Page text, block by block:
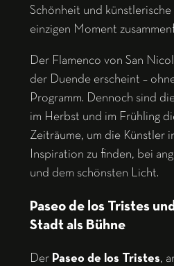
Schönheit und
einzigen Moment
Der Flamenco von San
der Duende erscheint –
Programm. Dennoch sind
im Herbst und im Frühling
Zeiträume, um die Künstler
Inspiration zu finden, bei
und dem schönsten Licht.
Paseo de los Tristes
Stadt als Bühne
Der Paseo de los Tristes,